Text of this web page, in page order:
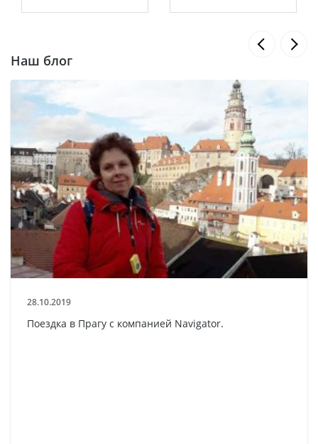
Наш блог
28.10.2019
Поездка в Прагу с компанией Navigator.